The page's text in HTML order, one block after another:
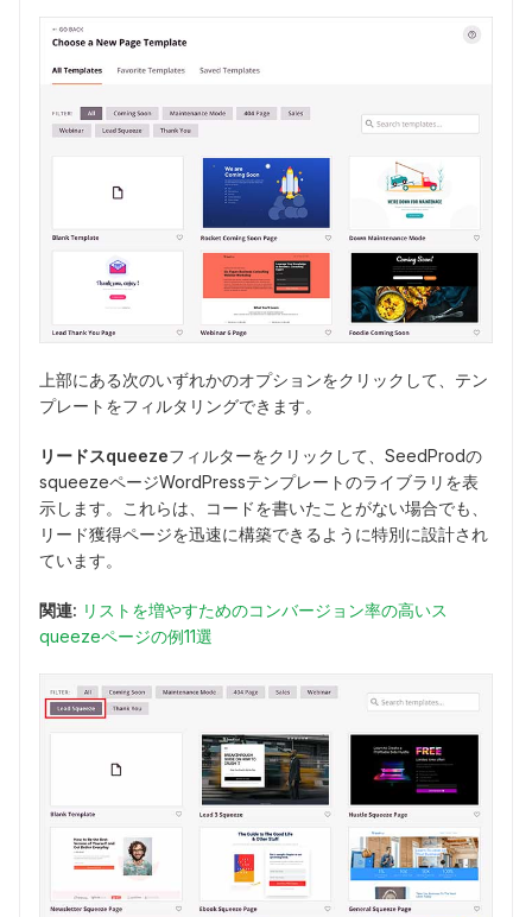
上部にある次のいずれかのオプションをクリックして、テン
プレートをフィルタリングできます。
リードスqueezeフィルターをクリックして、SeedProdの
squeezeページWordPressテンプレートのライブラリを表
示します。これらは、コードを書いたことがない場合でも、
リード獲得ページを迅速に構築できるように特別に設計され
ています。
関連: リストを増やすためのコンバージョン率の高いス
queezeページの例11選